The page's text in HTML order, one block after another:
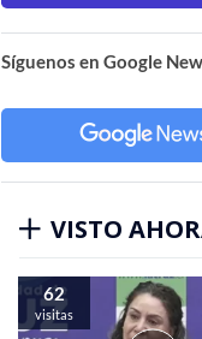
Síguenos en Google
VISTO
62
visitas